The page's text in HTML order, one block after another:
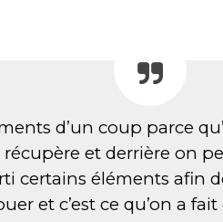
d’un coup parce
et derrière on
certains éléments afin
et c’est ce qu’on a